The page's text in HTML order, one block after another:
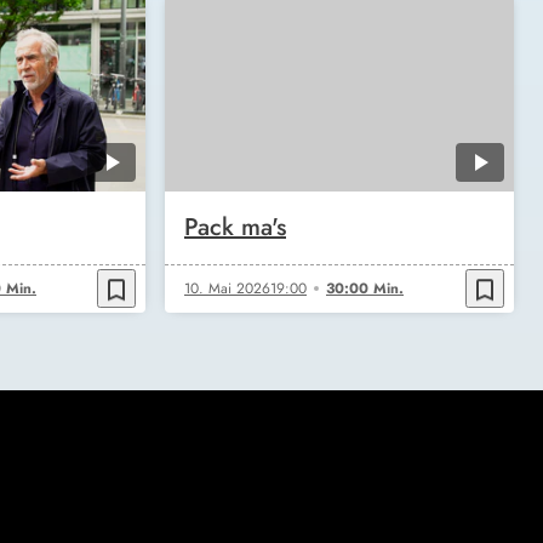
Min. bookmark_border
Pack ma's
10. Mai 202619:00 30:00 Min. bookmark_border